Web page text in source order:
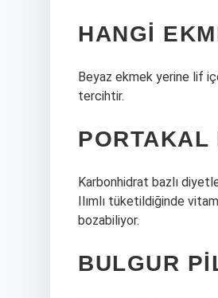
HANGI
Beyaz ekmek yerine lif
tercihtir.
PORTAKAL
Karbonhidrat bazlı
Ilımlı tüketildiğinde
bozabiliyor.
BULGUR